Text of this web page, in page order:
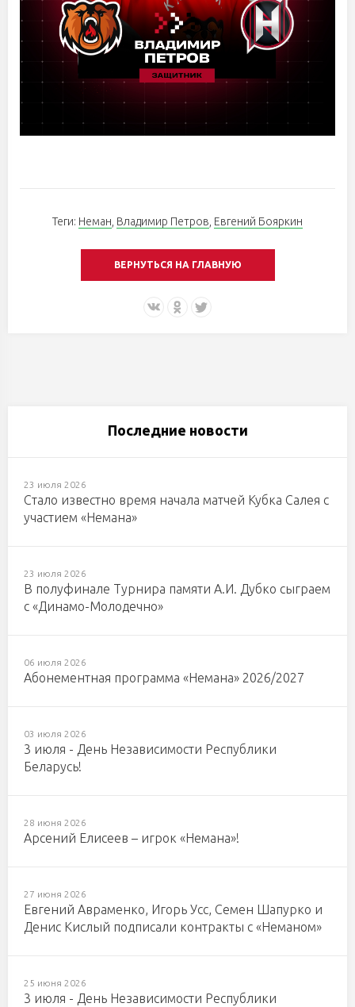
Теги: Неман Владимир Петров Евгений Бояркин
ВЕРНУТЬСЯ НА ГЛАВНУЮ
Последние новости
23 июля 2026
Стало известно время начала матчей Кубка Салея с
участием «Немана»
23 июля 2026
В полуфинале Турнира памяти А.И. Дубко сыграем
с «Динамо-Молодечно»
06 июля 2026
Абонементная программа «Немана» 2026/2027
03 июля 2026
3 июля - День Независимости Республики
Беларусь!
28 июня 2026
Арсений Елисеев – игрок «Немана»!
27 июня 2026
Евгений Авраменко, Игорь Усс, Семен Шапурко и
Денис Кислый подписали контракты с «Неманом»
25 июня 2026
3 июля - День Независимости Республики